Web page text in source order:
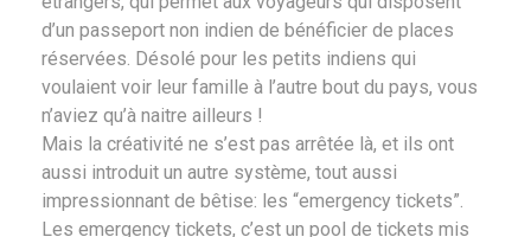
d’un passeport non indien de bénéficier de places
réservées. Désolé pour les petits indiens qui
voulaient voir leur famille à l’autre bout du pays, vous
n’aviez qu’à naitre ailleurs !
Mais la créativité ne s’est pas arrêtée là, et ils ont
aussi introduit un autre système, tout aussi
impressionnant de bêtise: les “emergency tickets”.
Les emergency tickets, c’est un pool de tickets mis